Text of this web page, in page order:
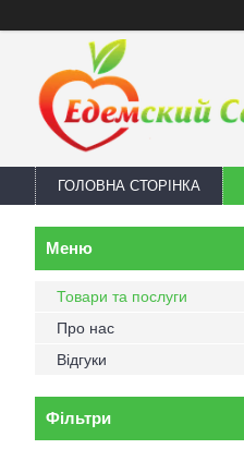
ГОЛОВНА СТОРІНКА
Товари та послуги
Про нас
Відгуки
Фільтри